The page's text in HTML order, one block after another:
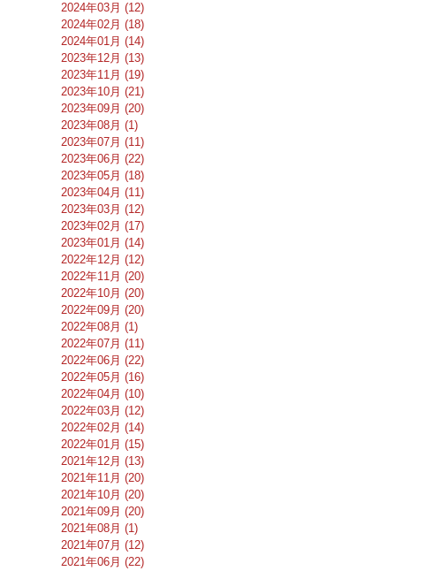
2024年03月 (12)
2024年02月 (18)
2024年01月 (14)
2023年12月 (13)
2023年11月 (19)
2023年10月 (21)
2023年09月 (20)
2023年08月 (1)
2023年07月 (11)
2023年06月 (22)
2023年05月 (18)
2023年04月 (11)
2023年03月 (12)
2023年02月 (17)
2023年01月 (14)
2022年12月 (12)
2022年11月 (20)
2022年10月 (20)
2022年09月 (20)
2022年08月 (1)
2022年07月 (11)
2022年06月 (22)
2022年05月 (16)
2022年04月 (10)
2022年03月 (12)
2022年02月 (14)
2022年01月 (15)
2021年12月 (13)
2021年11月 (20)
2021年10月 (20)
2021年09月 (20)
2021年08月 (1)
2021年07月 (12)
2021年06月 (22)